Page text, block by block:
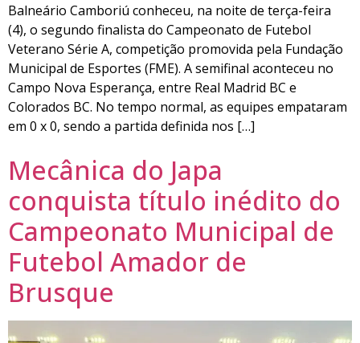
Balneário Camboriú conheceu, na noite de terça-feira
(4), o segundo finalista do Campeonato de Futebol
Veterano Série A, competição promovida pela Fundação
Municipal de Esportes (FME). A semifinal aconteceu no
Campo Nova Esperança, entre Real Madrid BC e
Colorados BC. No tempo normal, as equipes empataram
em 0 x 0, sendo a partida definida nos […]
Mecânica do Japa
conquista título inédito do
Campeonato Municipal de
Futebol Amador de
Brusque